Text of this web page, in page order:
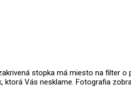
stopka má miesto na filter o
Vás nesklame. Fotografia